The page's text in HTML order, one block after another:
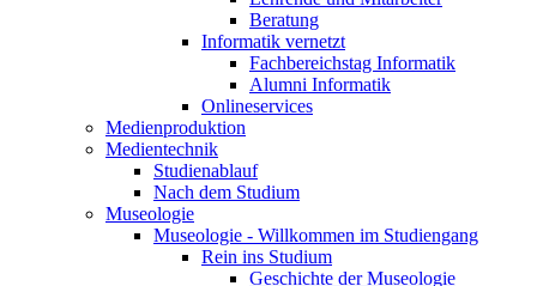
Beratung
Informatik vernetzt
Fachbereichstag Informatik
Alumni Informatik
Onlineservices
Medienproduktion
Medientechnik
Studienablauf
Nach dem Studium
Museologie
Museologie - Willkommen im Studiengang
Rein ins Studium
Geschichte der Museologie